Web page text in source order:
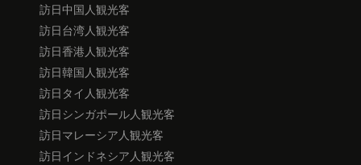
訪日中国人観光客
訪日台湾人観光客
訪日香港人観光客
訪日韓国人観光客
訪日タイ人観光客
訪日シンガポール人観光客
訪日マレーシア人観光客
訪日インドネシア人観光客